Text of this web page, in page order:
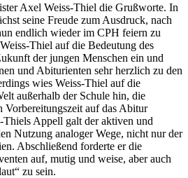
Axel Weiss-Thiel die Grußworte. In
seine Freude zum Ausdruck, nach
endlich wieder im CPH feiern zu
Thiel auf die Bedeutung des
der jungen Menschen ein und
und Abiturienten sehr herzlich zu den
wies Weiss-Thiel auf die
außerhalb der Schule hin, die
Vorbereitungszeit auf das Abitur
Thiels Appell galt der aktiven und
Nutzung analoger Wege, nicht nur der
Abschließend forderte er die
auf, mutig und weise, aber auch
zu sein.